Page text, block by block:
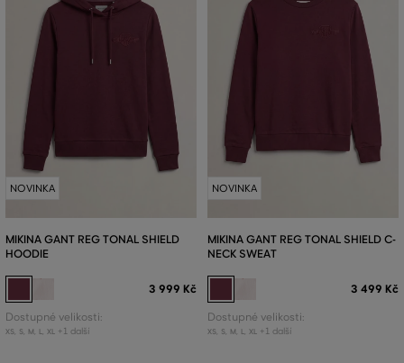
NOVINKA
MIKINA GANT REG TONAL SHIELD
HOODIE
3 999 Kč
Dostupné velikosti:
XS, S, M L XL +1 další
NOVINKA
MIKINA GANT REG TONAL SHIELD C-
NECK SWEAT
3 499 Kč
Dostupné velikosti:
XS, S, M L XL +1 další